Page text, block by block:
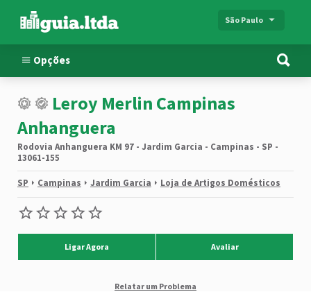
São Paulo
Opções
Leroy Merlin Campinas
Anhanguera
Rodovia Anhanguera KM 97 - Jardim Garcia - Campinas - SP -
13061-155
SP Campinas Jardim Garcia Loja de Artigos Domésticos
Ligar Agora Avaliar
Relatar um Problema